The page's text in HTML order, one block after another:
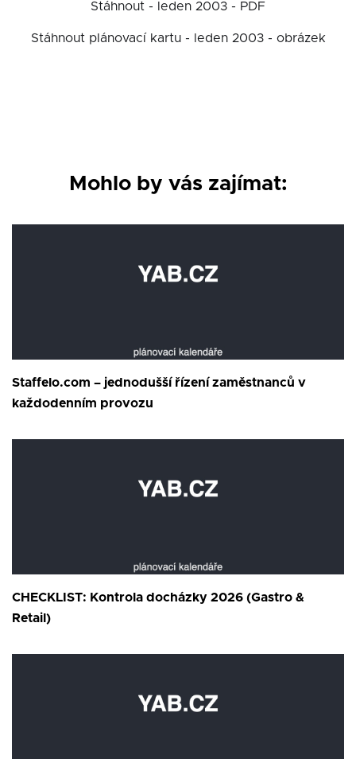
Stáhnout - leden 2003 - PDF
Stáhnout plánovací kartu - leden 2003 - obrázek
Mohlo by vás zajímat:
Staffelo.com – jednodušší řízení zaměstnanců v
každodenním provozu
CHECKLIST: Kontrola docházky 2026 (Gastro &
Retail)